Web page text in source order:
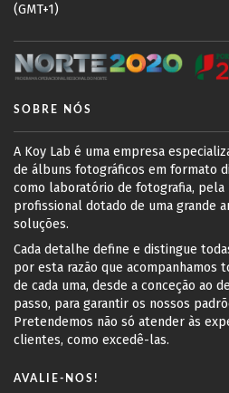
(GMT+1)
SOBRE NÓS
A Koy Lab é uma empresa
de álbuns fotográficos em formato
como laboratório de fotografia, pela
profissional dotado de uma grande
soluções.
Cada detalhe define e distingue
por esta razão que acompanhamos
de cada uma, desde a conceção ao
passo, para garantir os nossos
Pretendemos não só atender às
clientes, como excedê-las.
AVALIE-NOS!